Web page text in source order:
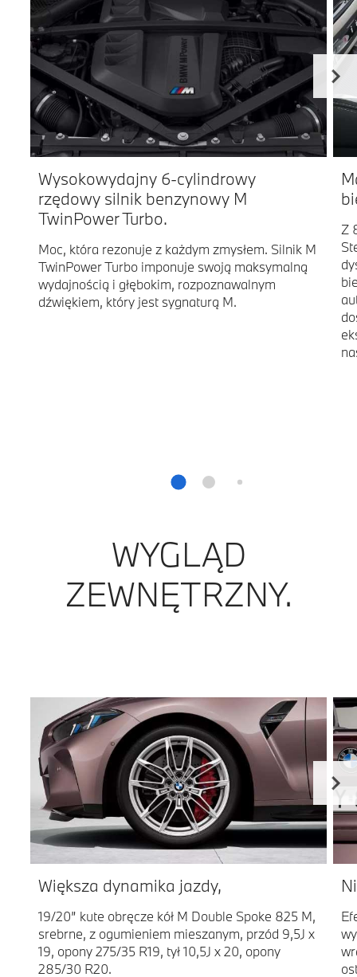
Wysokowydajny 6-cylindrowy
rzędowy silnik benzynowy M
TwinPower Turbo.
Moc, która rezonuje z każdym zmysłem. Silnik M
TwinPower Turbo imponuje swoją maksymalną
wydajnością i głębokim, rozpoznawalnym
dźwiękiem, który jest sygnaturą M.
Z
WYGLĄD
ZEWNĘTRZNY.
Większa dynamika jazdy,
19/20” kute obręcze kół M Double Spoke 825 M,
srebrne, z ogumieniem mieszanym, przód 9,5J x
19, opony 275/35 R19, tył 10,5J x 20, opony
285/30 R20.